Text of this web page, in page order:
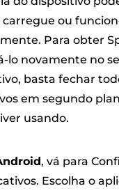
carregue ou
Para obter
lo novamente no
basta fechar
em segundo
usando.
, vá para
Escolha o